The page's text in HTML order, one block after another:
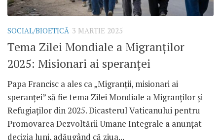
SOCIAL/BIOETICĂ 3 MARTIE 2025
Tema Zilei Mondiale a Migranților
2025: Misionari ai speranței
Papa Francisc a ales ca „Migranții, misionari ai
speranței” să fie tema Zilei Mondiale a Migranților și
Refugiaților din 2025. Dicasterul Vaticanului pentru
Promovarea Dezvoltării Umane Integrale a anunțat
decizia luni, adăugând că ziua...